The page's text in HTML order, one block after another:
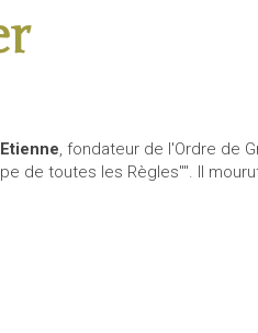
, fondateur de l'Ordre de
de toutes les Règles"". Il